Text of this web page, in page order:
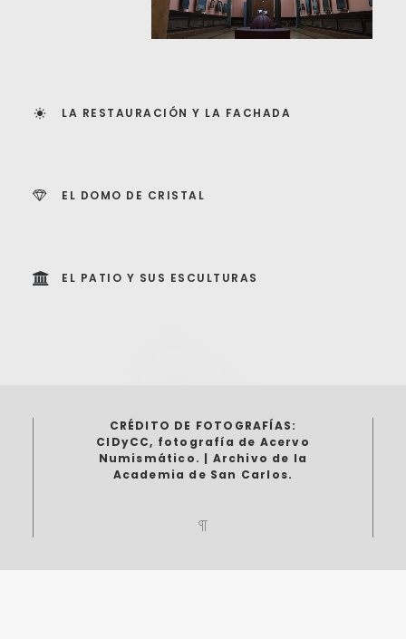
LA RESTAURACIÓN Y LA FACHADA
EL DOMO DE CRISTAL
EL PATIO Y SUS ESCULTURAS
CRÉDITO DE FOTOGRAFÍAS:
CIDyCC, fotografía de Acervo
Numismático. | Archivo de la
Academia de San Carlos.